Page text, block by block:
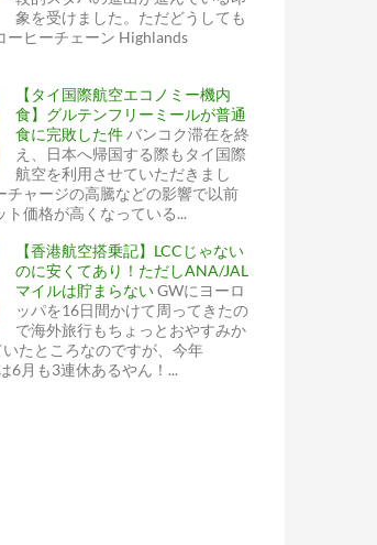
象を受けました。ただどうしても
ーヒーチェーン Highlands
【タイ国際航空エコノミー機内
食】グルテンフリーミールが普通
食に完敗した件バンコク滞在を終
え、日本へ帰国する際もタイ国際
航空を利用させていただきまし
チャージの高騰などの影響で以前
ト価格が高くなっている...
【香港航空搭乗記】LCCじゃない
のに安くてあり！ただしANA/JAL
マイルは貯まらないGWにヨーロ
ッパを16日間かけて周ってきたの
で海外旅行もちょっとおやすみか
たところなのですが、今年
6月も3連休あるやん！...